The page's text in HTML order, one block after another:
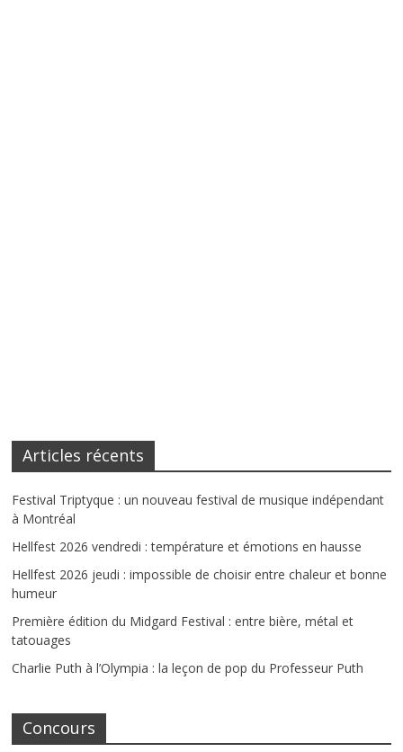
Articles récents
Festival Triptyque : un nouveau festival de musique indépendant
à Montréal
Hellfest 2026 vendredi : température et émotions en hausse
Hellfest 2026 jeudi : impossible de choisir entre chaleur et bonne
humeur
Première édition du Midgard Festival : entre bière, métal et
tatouages
Charlie Puth à l’Olympia : la leçon de pop du Professeur Puth
Concours